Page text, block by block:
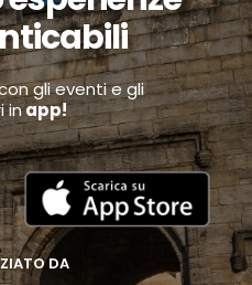
gli eventi e gli
inapp!
DA